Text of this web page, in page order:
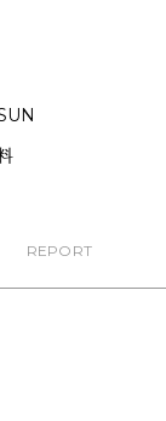
REPORT